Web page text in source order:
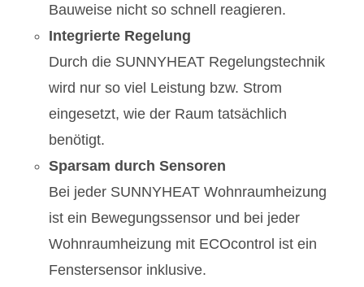
Bauweise nicht so schnell reagieren.
Integrierte Regelung
Durch die SUNNYHEAT Regelungstechnik
wird nur so viel Leistung bzw. Strom
eingesetzt, wie der Raum tatsächlich
benötigt.
Sparsam durch Sensoren
Bei jeder SUNNYHEAT Wohnraumheizung
ist ein Bewegungssensor und bei jeder
Wohnraumheizung mit ECOcontrol ist ein
Fenstersensor inklusive.